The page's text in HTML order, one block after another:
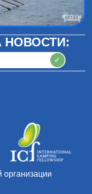
НОВОСТИ:
✓
организации